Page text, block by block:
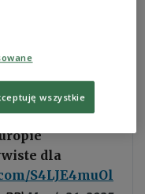
Nowa
za samą
paktem,
dla
S4LJE4muOl
wszystkie